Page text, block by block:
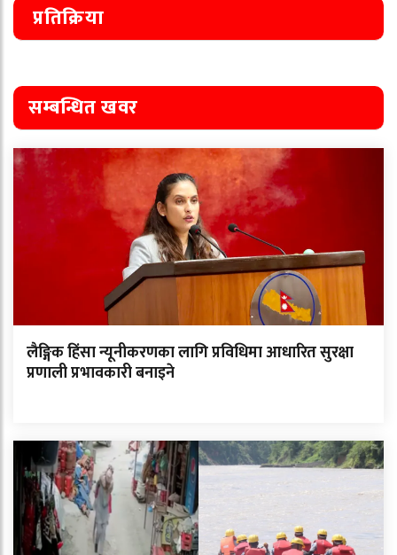
प्रतिक्रिया
सम्बन्धित खवर
लैङ्गिक हिंसा न्यूनीकरणका लागि प्रविधिमा आधारित सुरक्षा
प्रणाली प्रभावकारी बनाइने